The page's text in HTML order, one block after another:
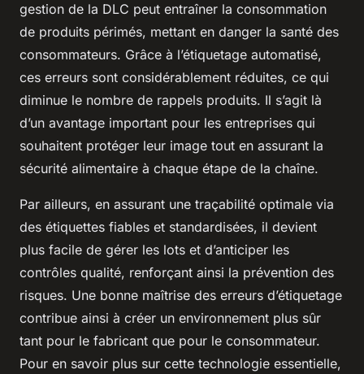
gestion de la DLC peut entraîner la consommation
de produits périmés, mettant en danger la santé des
consommateurs. Grâce à l’étiquetage automatisé,
ces erreurs sont considérablement réduites, ce qui
diminue le nombre de rappels produits. Il s’agit là
d’un avantage important pour les entreprises qui
souhaitent protéger leur image tout en assurant la
sécurité alimentaire à chaque étape de la chaîne.
Par ailleurs, en assurant une traçabilité optimale via
des étiquettes fiables et standardisées, il devient
plus facile de gérer les lots et d’anticiper les
contrôles qualité, renforçant ainsi la prévention des
risques. Une bonne maîtrise des erreurs d’étiquetage
contribue ainsi à créer un environnement plus sûr
tant pour le fabricant que pour le consommateur.
Pour en savoir plus sur cette technologie essentielle,